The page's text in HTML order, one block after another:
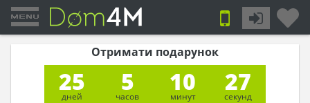
Отримати подарунок
25
дней
5
часов
10
минут
26
секунд